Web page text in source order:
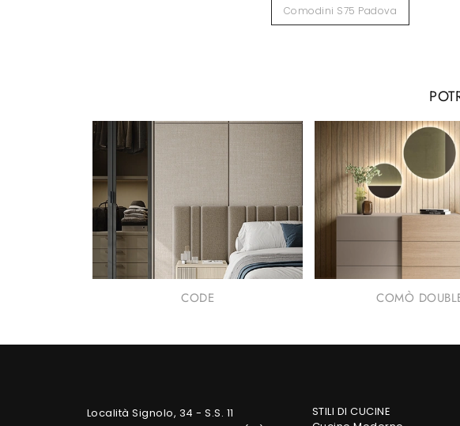
Comodini S75 Padova
CODE COMÒ
Località Signolo, 34 - S.S. 11
STILI DI CUCINE